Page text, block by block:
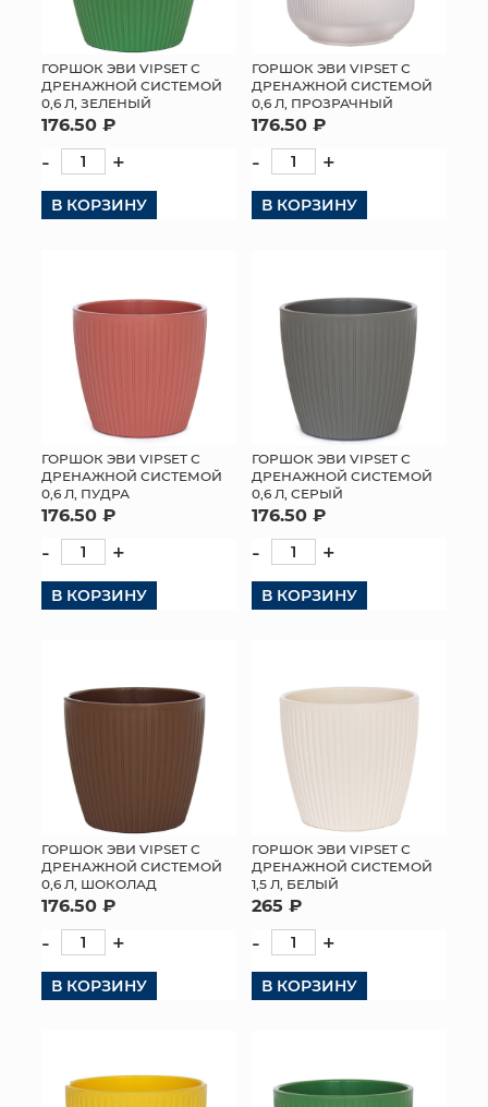
ГОРШОК ЭВИ VIPSET С
ДРЕНАЖНОЙ СИСТЕМОЙ
0,6 Л, ЗЕЛЕНЫЙ
176.50 ₽
- +
В КОРЗИНУ
ГОРШОК ЭВИ VIPSET С
ДРЕНАЖНОЙ СИСТЕМОЙ
0,6 Л, ПРОЗРАЧНЫЙ
176.50 ₽
- +
В КОРЗИНУ
ГОРШОК ЭВИ VIPSET С
ДРЕНАЖНОЙ СИСТЕМОЙ
0,6 Л, ПУДРА
176.50 ₽
- +
В КОРЗИНУ
ГОРШОК ЭВИ VIPSET С
ДРЕНАЖНОЙ СИСТЕМОЙ
0,6 Л, СЕРЫЙ
176.50 ₽
- +
В КОРЗИНУ
ГОРШОК ЭВИ VIPSET С
ДРЕНАЖНОЙ СИСТЕМОЙ
0,6 Л, ШОКОЛАД
176.50 ₽
- +
В КОРЗИНУ
ГОРШОК ЭВИ VIPSET С
ДРЕНАЖНОЙ СИСТЕМОЙ
1,5 Л, БЕЛЫЙ
265 ₽
- +
В КОРЗИНУ